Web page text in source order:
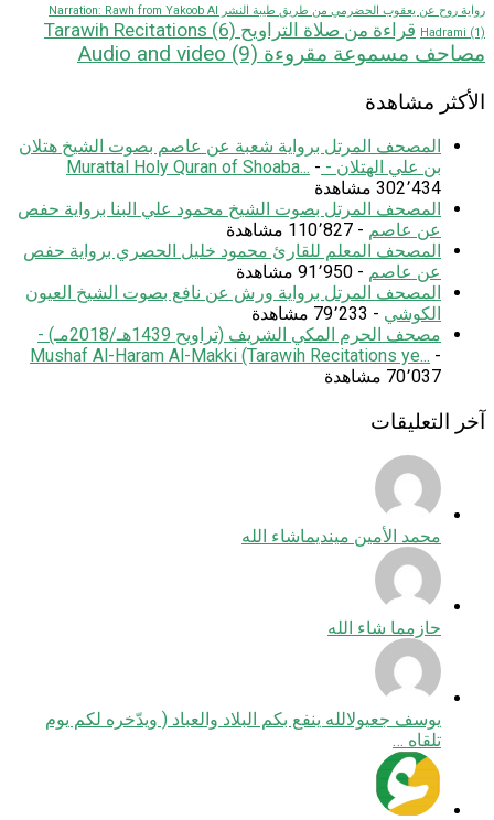
رواية روح عن يعقوب الحضرمي من طريق طيبة النشر Narration: Rawh from Yakoob Al
Hadrami (1) قراءة من صلاة التراويح Tarawih Recitations (6)
مصاحف مسموعة مقروءة Audio and video (9)
الأكثر مشاهدة
المصحف المرتل برواية شعبة عن عاصم بصوت الشيخ هتلان
بن علي الهتلان - Murattal Holy Quran of Shoaba... -
302٬434 مشاهدة
المصحف المرتل بصوت الشيخ محمود علي البنا برواية حفص
عن عاصم - 110٬827 مشاهدة
المصحف المعلم للقارئ محمود خليل الحصري برواية حفص
عن عاصم - 91٬950 مشاهدة
المصحف المرتل برواية ورش عن نافع بصوت الشيخ العيون
الكوشي - 79٬233 مشاهدة
مصحف الحرم المكي الشريف (تراويح 1439هـ/2018مـ) -
Mushaf Al-Haram Al-Makki (Tarawih Recitations ye... -
70٬037 مشاهدة
آخر التعليقات
محمد الأمين مينديماشاء الله
حازمما شاء الله
يوسف جعيولالله ينفع بكم البلاد والعباد ( ويدّخره لكم يوم
تلقاه …